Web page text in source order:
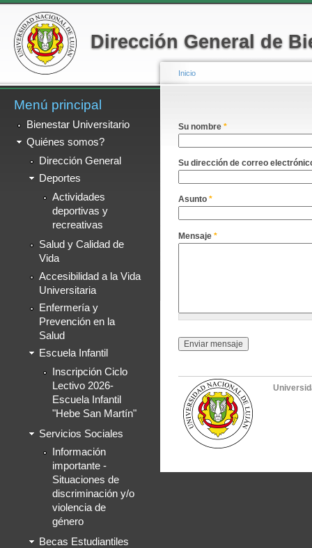
Dirección General de
Menú secundario
Menú principal
Bienestar Universitario
Quiénes somos?
Dirección General
Deportes
Actividades
deportivas y
recreativas
Salud y Calidad de
Vida
Accesibilidad a la Vida
Universitaria
Enfermería y
Prevención en la
Salud
Escuela Infantil
Inscripción Ciclo
Lectivo 2026-
Escuela Infantil
"Hebe San Martín"
Servicios Sociales
Información
importante -
Situaciones de
discriminación y/o
violencia de
género
Becas Estudiantiles
Inicio
Su nombre *
Su dirección de correo
Asunto *
Mensaje *